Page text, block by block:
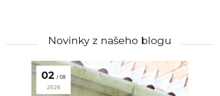
Novinky z našeho blogu
02 08
2026